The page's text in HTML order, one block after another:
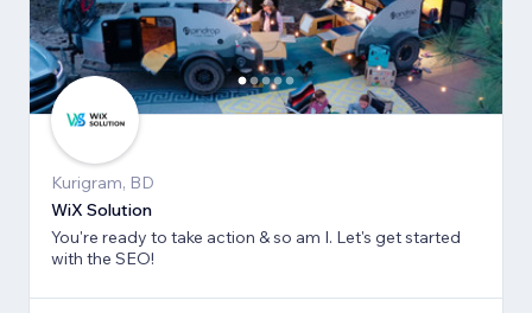
Kurigram, BD
WiX Solution
You're ready to take action & so am I. Let's get started
with the SEO!